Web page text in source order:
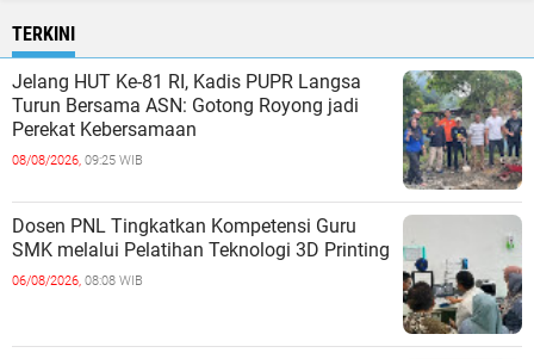
TERKINI
Jelang HUT Ke-81 RI, Kadis PUPR Langsa
Turun Bersama ASN: Gotong Royong jadi
Perekat Kebersamaan
08/08/2026, 09:25 WIB
Dosen PNL Tingkatkan Kompetensi Guru
SMK melalui Pelatihan Teknologi 3D Printing
06/08/2026, 08:08 WIB